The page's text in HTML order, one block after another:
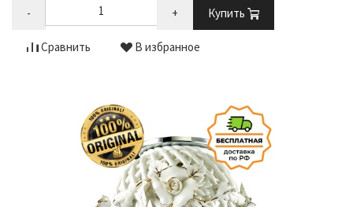
- + Купить
Сравнить В избранное